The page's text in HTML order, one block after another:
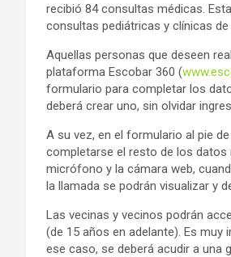
recibió 84 consultas médicas.
consultas pediátricas y clínicas
Aquellas personas que deseen
plataforma Escobar 360 (
formulario para completar los
deberá crear uno, sin olvidar
A su vez, en el formulario al pie
completarse el resto de los datos
micrófono y la cámara web,
la llamada se podrán visualizar y
Las vecinas y vecinos podrán
(de 15 años en adelante). Es
ese caso, se deberá acudir a una